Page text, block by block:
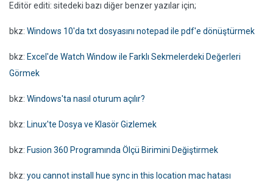
Editör editi: sitedeki bazı diğer benzer yazılar için;
bkz: Windows 10'da txt dosyasını notepad ile pdf'e dönüştürmek
bkz: Excel'de Watch Window ile Farklı Sekmelerdeki Değerleri
Görmek
bkz: Windows'ta nasıl oturum açılır?
bkz: Linux'te Dosya ve Klasör Gizlemek
bkz: Fusion 360 Programında Ölçü Birimini Değiştirmek
bkz: you cannot install hue sync in this location mac hatası